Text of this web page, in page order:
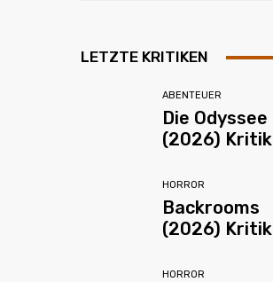
LETZTE KRITIKEN
ABENTEUER
Die Odyssee
(2026) Kritik
HORROR
Backrooms
(2026) Kritik
HORROR